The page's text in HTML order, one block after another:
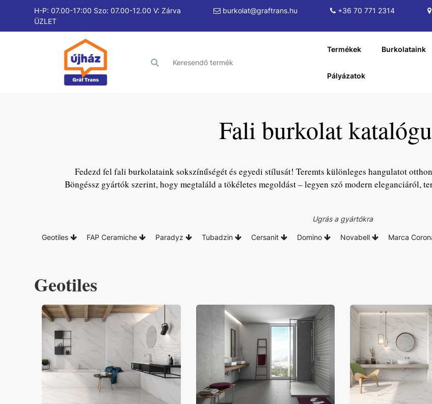
H-P: 07.00-17:00 Szo: 07.00-12.00 V: Zárva burkolat@graftrans.hu +36 70 771 2314
ÜZLET
Termékek Burkolataink
Pályázatok
Fali burkolat
Fedezd fel fali burkolataink sokszínűségét és egyedi stílusát! Teremts különleges hangulatot
Böngéssz gyártók szerint, hogy megtaláld a tökéletes megoldást – legyen szó modern eleganciáról,
Ugrás a gyártókra
Geotiles FAP Ceramiche Paradyz Tubadzin Cersanit Domino Novabell Marca
Geotiles